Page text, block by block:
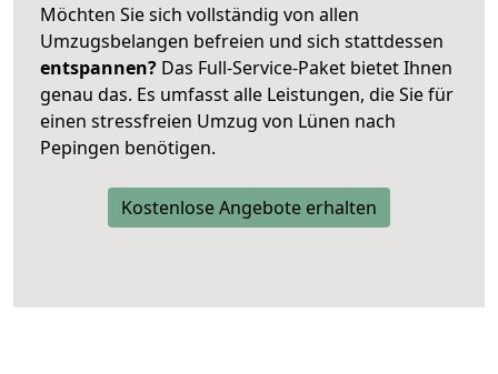
Möchten Sie sich vollständig von allen
Umzugsbelangen befreien und sich stattdessen
entspannen? Das Full-Service-Paket bietet Ihnen
genau das. Es umfasst alle Leistungen, die Sie für
einen stressfreien Umzug von Lünen nach
Pepingen benötigen.
Kostenlose Angebote erhalten